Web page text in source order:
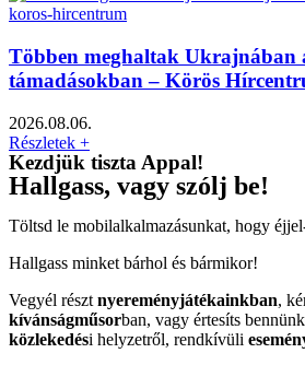
Többen meghaltak Ukrajnában
támadásokban – Körös
2026.08.06.
Részletek +
Kezdjük tiszta Appal!
Hallgass, vagy szólj be!
Töltsd le mobilalkalmazásunkat, hogy
Hallgass minket bárhol és bármikor!
Vegyél részt nyereményjátékainkban,
kívánságműsorban, vagy értesíts
közlekedési helyzetről, rendkívüli